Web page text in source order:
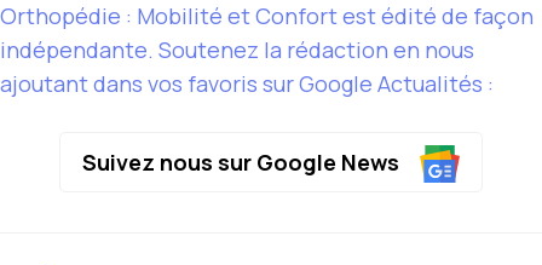
Orthopédie : Mobilité et Confort est édité de façon
indépendante. Soutenez la rédaction en nous
ajoutant dans vos favoris sur Google Actualités :
Suivez nous sur Google News